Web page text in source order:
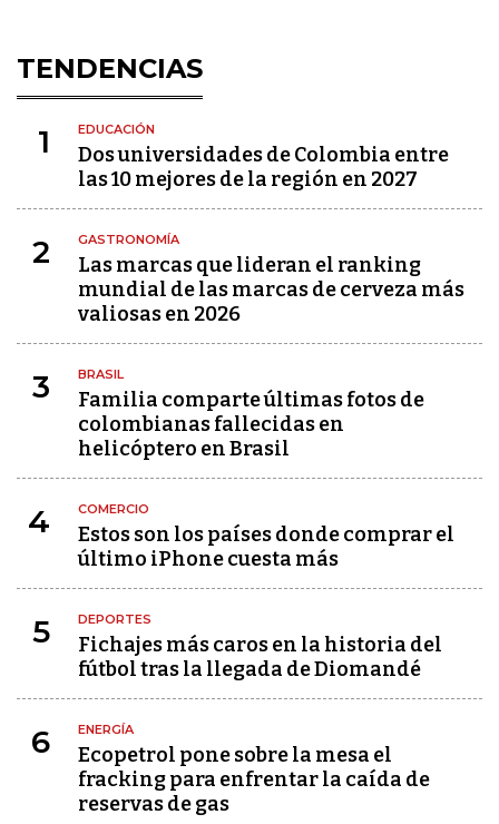
TENDENCIAS
1 EDUCACIÓN
Dos universidades de Colombia entre
las 10 mejores de la región en 2027
2 GASTRONOMÍA
Las marcas que lideran el ranking
mundial de las marcas de cerveza más
valiosas en 2026
3 BRASIL
Familia comparte últimas fotos de
colombianas fallecidas en
helicóptero en Brasil
4 COMERCIO
Estos son los países donde comprar el
último iPhone cuesta más
5 DEPORTES
Fichajes más caros en la historia del
fútbol tras la llegada de Diomandé
6 ENERGÍA
Ecopetrol pone sobre la mesa el
fracking para enfrentar la caída de
reservas de gas